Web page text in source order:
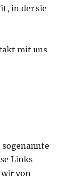
in der sie
mit uns
sogenannte
Links
von